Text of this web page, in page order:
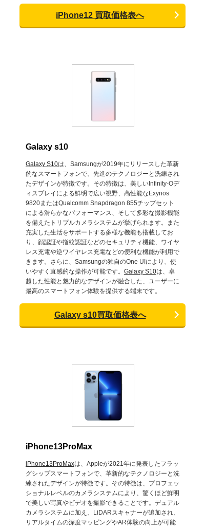
iPhone12 買取価格表へ
Galaxy s10
Galaxy S10は、Samsungが2019年にリリースした革新
的なスマートフォンで、先進のテクノロジーと洗練され
たデザインが特徴です。その特徴は、美しいInfinity-Oデ
ィスプレイによる鮮明で広い視野、高性能なExynos
9820またはQualcomm Snapdragon 855チップセット
による滑らかなパフォーマンス、そして多彩な撮影機能
を備えたトリプルカメラシステムが挙げられます。また
充実した生活をサポートする多様な機能も搭載してお
り、顔認証や指紋認証などのセキュリティ機能、ワイヤ
レス充電や逆ワイヤレス充電などの便利な機能が利用で
きます。さらに、Samsungの独自のOne UIにより、使
いやすく直感的な操作が可能です。 Galaxy S10は、卓
越した性能と魅力的なデザインが融合した、ユーザーに
最高のスマートフォン体験を提供する端末です。
Galaxy s10買取価格表へ
iPhone13ProMax
iPhone13ProMaxは、Appleが2021年に発表したフラッ
グシップスマートフォンで、革新的なテクノロジーと洗
練されたデザインが特徴です。その特徴は、プロフェッ
ショナルレベルのカメラシステムにより、驚くほど鮮明
で美しい写真やビデオを撮影できることです。デュアル
カメラシステムに加え、LiDARスキャナーが追加され、
リアルタイムの深度マッピングやAR体験の向上が可能